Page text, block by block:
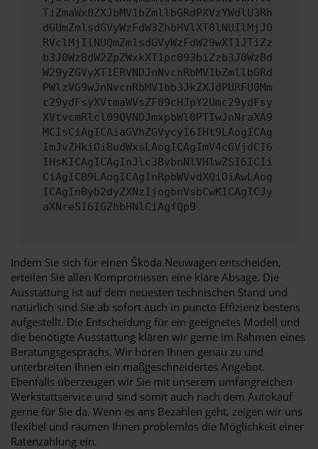
TiZmaWx0ZXJbMV1bZmllbGRdPXVzYWdlU3Rh
dGUmZmlsdGVyWzFdW3ZhbHVlXT0lNUIlMjJO
RVclMjIlNUQmZmlsdGVyWzFdW29wXT1JTiZz
b3J0WzBdW2ZpZWxkXT1pc093biZzb3J0WzBd
W29yZGVyXT1ERVNDJnNvcnRbMV1bZmllbGRd
PWlzVG9wJnNvcnRbMV1bb3JkZXJdPURFU0Mm
c29ydFsyXVtmaWVsZF09cHJpY2Umc29ydFsy
XVtvcmRlcl09QVNDJmxpbWl0PTIwJnNraXA9
MCIsCiAgICAiaGVhZGVycyI6IHt9LAogICAg
ImJvZHkiOiBudWxsLAogICAgImV4cGVjdCI6
IHsKICAgICAgInJlc3BvbnNlVHlwZSI6ICIi
CiAgICB9LAogICAgInRpbWVvdXQiOiAwLAog
ICAgInByb2dyZXNzIjogbnVsbCwKICAgICJy
aXNreSI6IGZhbHNlCiAgfQp9
Indem Sie sich für einen Škoda Neuwagen entscheiden,
erteilen Sie allen Kompromissen eine klare Absage. Die
Ausstattung ist auf dem neuesten technischen Stand und
natürlich sind Sie ab sofort auch in puncto Effizienz bestens
aufgestellt. Die Entscheidung für ein geeignetes Modell und
die benötigte Ausstattung klären wir gerne im Rahmen eines
Beratungsgesprächs. Wir hören Ihnen genau zu und
unterbreiten Ihnen ein maßgeschneidertes Angebot.
Ebenfalls überzeugen wir Sie mit unserem umfangreichen
Werkstattservice und sind somit auch nach dem Autokauf
gerne für Sie da. Wenn es ans Bezahlen geht, zeigen wir uns
flexibel und räumen Ihnen problemlos die Möglichkeit einer
Ratenzahlung ein.